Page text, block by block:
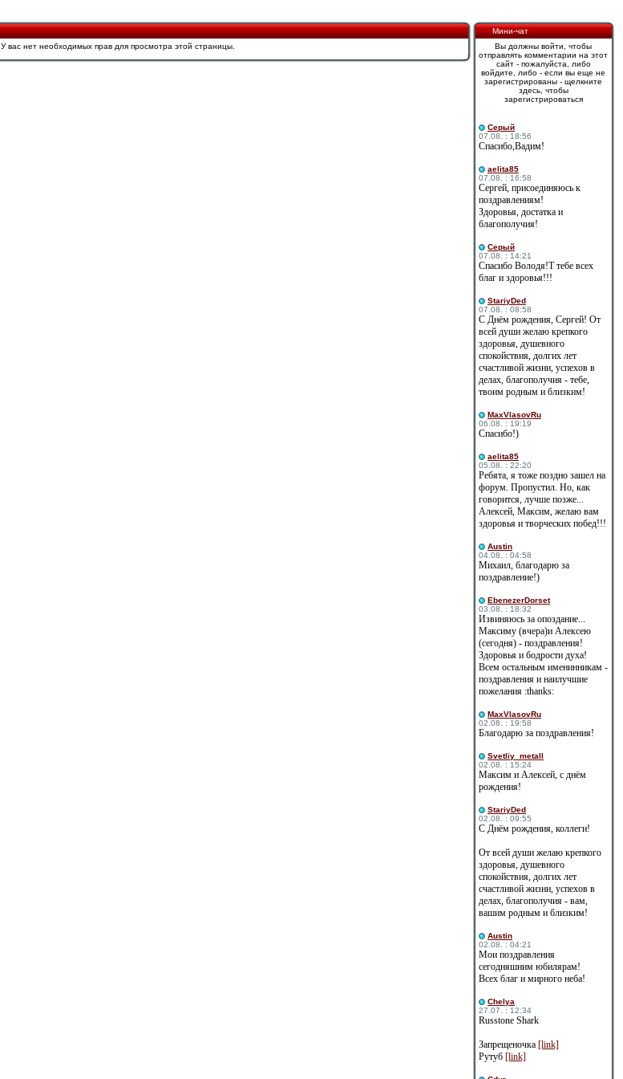
У вас нет необходимых прав для просмотра этой страницы.
Мини-чат
Вы должны войти, чтобы
отправлять комментарии на этот
сайт - пожалуйста, либо
войдите, либо - если вы еще не
зарегистрированы - щелкните
здесь, чтобы
зарегистрироваться
Cерый
07.08. : 18:56
Спасибо,Вадим!
aelita85
07.08. : 16:58
Сергей, присоединяюсь к
поздравлениям!
Здоровья, достатка и
благополучия!
Cерый
07.08. : 14:21
Спасибо Володя!Т тебе всех
благ и здоровья!!!
StariyDed
07.08. : 08:58
С Днём рождения, Сергей! От
всей души желаю крепкого
здоровья, душевного
спокойствия, долгих лет
счастливой жизни, успехов в
делах, благополучия - тебе,
твоим родным и близким!
MaxVlasovRu
06.08. : 19:19
Спасибо!)
aelita85
05.08. : 22:20
Ребята, я тоже поздно зашел на
форум. Пропустил. Но, как
говорится, лучше позже...
Алексей, Максим, желаю вам
здоровья и творческих побед!!!
Austin
04.08. : 04:58
Михаил, благодарю за
поздравление!)
EbenezerDorset
03.08. : 18:32
Извиняюсь за опоздание...
Максиму (вчера)и Алексею
(сегодня) - поздравления!
Здоровья и бодрости духа!
Всем остальным именинникам -
поздравления и наилучшие
пожелания :thanks:
MaxVlasovRu
02.08. : 19:58
Благодарю за поздравления!
Svetliy_metall
02.08. : 15:24
Максим и Алексей, с днём
рождения!
StariyDed
02.08. : 09:55
С Днём рождения, коллеги!
От всей души желаю крепкого
здоровья, душевного
спокойствия, долгих лет
счастливой жизни, успехов в
делах, благополучия - вам,
вашим родным и близким!
Austin
02.08. : 04:21
Мои поздравления
сегодняшним юбилярам!
Всех благ и мирного неба!
Сhelya
27.07. : 12:34
Russtone Shark
Запрещеночка [link]
Рутуб [link]